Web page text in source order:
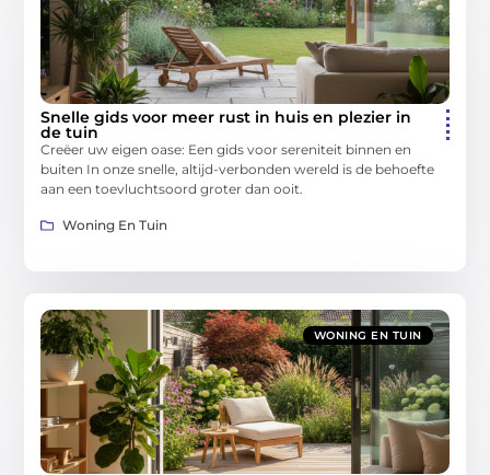
Snelle gids voor meer rust in huis en plezier in
de tuin
Creëer uw eigen oase: Een gids voor sereniteit binnen en
buiten In onze snelle, altijd-verbonden wereld is de behoefte
aan een toevluchtsoord groter dan ooit.
Woning En Tuin
WONING EN TUIN